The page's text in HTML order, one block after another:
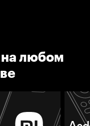
любом